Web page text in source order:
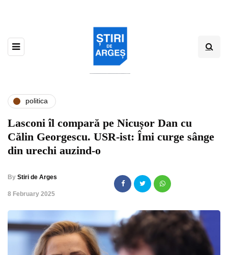
politica
Lasconi îl compară pe Nicușor Dan cu
Călin Georgescu. USR-ist: Îmi curge sânge
din urechi auzind-o
By Stiri de Arges
,8 February 2025